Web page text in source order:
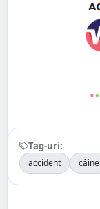
Tag-uri:
accident câine